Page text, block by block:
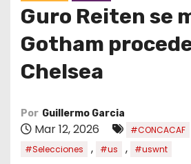
Guro Reiten se
Gotham
Chelsea
Por Guillermo Garcia
Mar 12, 2026 #CONCACAF
#Selecciones , #us , #uswnt